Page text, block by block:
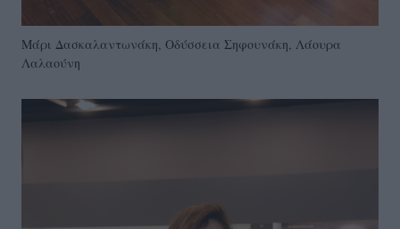
Μάρι Δασκαλαντωνάκη, Οδύσσεια Σηφουνάκη, Λάουρα
Λαλαούνη